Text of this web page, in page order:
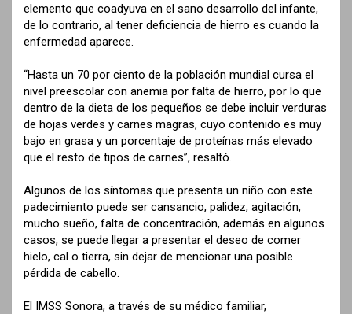
elemento que coadyuva en el sano desarrollo del infante,
de lo contrario, al tener deficiencia de hierro es cuando la
enfermedad aparece.
“Hasta un 70 por ciento de la población mundial cursa el
nivel preescolar con anemia por falta de hierro, por lo que
dentro de la dieta de los pequeños se debe incluir verduras
de hojas verdes y carnes magras, cuyo contenido es muy
bajo en grasa y un porcentaje de proteínas más elevado
que el resto de tipos de carnes”, resaltó.
Algunos de los síntomas que presenta un niño con este
padecimiento puede ser cansancio, palidez, agitación,
mucho sueño, falta de concentración, además en algunos
casos, se puede llegar a presentar el deseo de comer
hielo, cal o tierra, sin dejar de mencionar una posible
pérdida de cabello.
El IMSS Sonora, a través de su médico familiar,